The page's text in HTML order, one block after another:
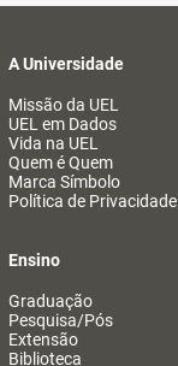
A Universidade
Missão da UEL
UEL em Dados
Vida na UEL
Quem é Quem
Marca Símbolo
Política de Privacidade
Ensino
Graduação
Pesquisa/Pós
Extensão
Biblioteca